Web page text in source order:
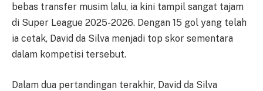
bebas transfer musim lalu, ia kini tampil sangat tajam
di Super League 2025-2026. Dengan 15 gol yang telah
ia cetak, David da Silva menjadi top skor sementara
dalam kompetisi tersebut.
Dalam dua pertandingan terakhir, David da Silva